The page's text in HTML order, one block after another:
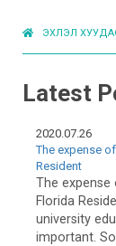
ЭХЛЭЛ
Latest
2020.07.26
The expense
Resident
The
Florida
university
important.